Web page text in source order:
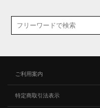
ご利用案内
特定商取引法表示